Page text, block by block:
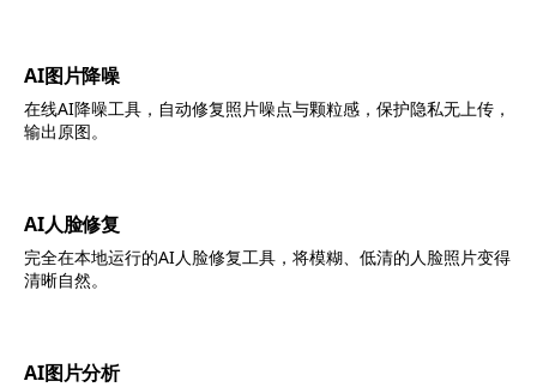
AI图片降噪
在线AI降噪工具，自动修复照片噪点与颗粒感，保护隐私无上传，
输出原图。
AI人脸修复
完全在本地运行的AI人脸修复工具，将模糊、低清的人脸照片变得
清晰自然。
AI图片分析